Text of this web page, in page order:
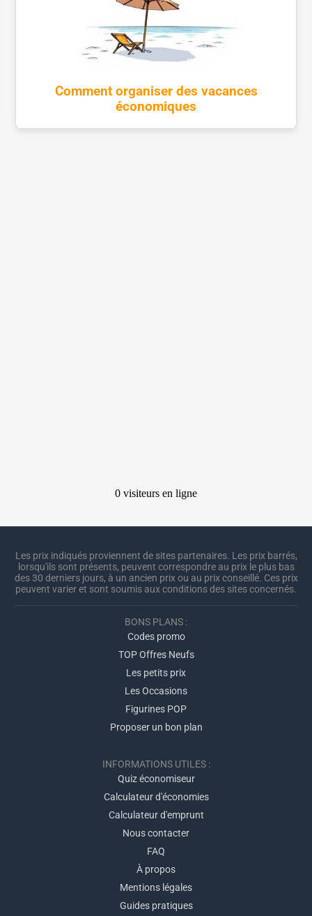
Comment organiser des vacances
économiques
Les prix indiqués proviennent de sites partenaires. Les prix barrés,
lorsqu'ils sont présents, peuvent correspondre au prix le plus bas
des 30 derniers jours, à un ancien prix ou au prix conseillé. Ces prix
peuvent varier et sont soumis aux conditions des sites concernés.
BONS PLANS :
Codes promo
TOP Offres Neufs
Les petits prix
Les Occasions
Figurines POP
Proposer un bon plan
INFORMATIONS UTILES :
Quiz économiseur
Calculateur d'économies
Calculateur d'emprunt
Nous contacter
FAQ
À propos
Mentions légales
Guides pratiques